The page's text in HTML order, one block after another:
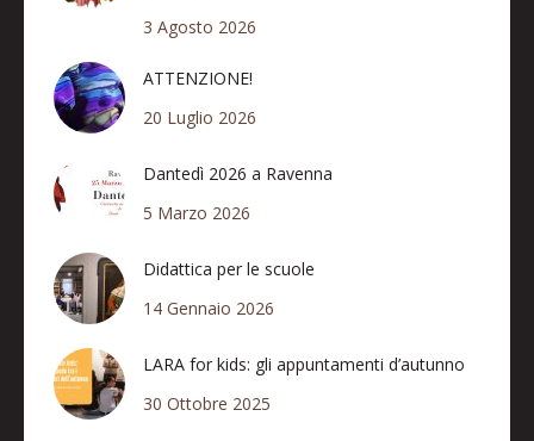
3 Agosto 2026
ATTENZIONE!
20 Luglio 2026
Dantedì 2026 a Ravenna
5 Marzo 2026
Didattica per le scuole
14 Gennaio 2026
LARA for kids: gli appuntamenti d’autunno
30 Ottobre 2025